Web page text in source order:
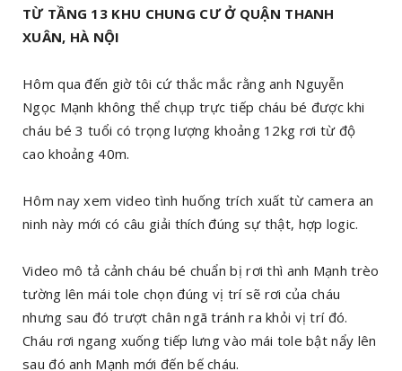
TỪ TẦNG 13 KHU CHUNG CƯ Ở QUẬN THANH
XUÂN, HÀ NỘI
Hôm qua đến giờ tôi cứ thắc mắc rằng anh Nguyễn
Ngọc Mạnh không thể chụp trực tiếp cháu bé được khi
cháu bé 3 tuổi có trọng lượng khoảng 12kg rơi từ độ
cao khoảng 40m.
Hôm nay xem video tình huống trích xuất từ camera an
ninh này mới có câu giải thích đúng sự thật, hợp logic.
Video mô tả cảnh cháu bé chuẩn bị rơi thì anh Mạnh trèo
tường lên mái tole chọn đúng vị trí sẽ rơi của cháu
nhưng sau đó trượt chân ngã tránh ra khỏi vị trí đó.
Cháu rơi ngang xuống tiếp lưng vào mái tole bật nẩy lên
sau đó anh Mạnh mới đến bế cháu.